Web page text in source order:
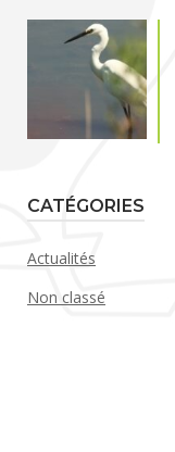
CATÉGORIES
Actualités
Non classé